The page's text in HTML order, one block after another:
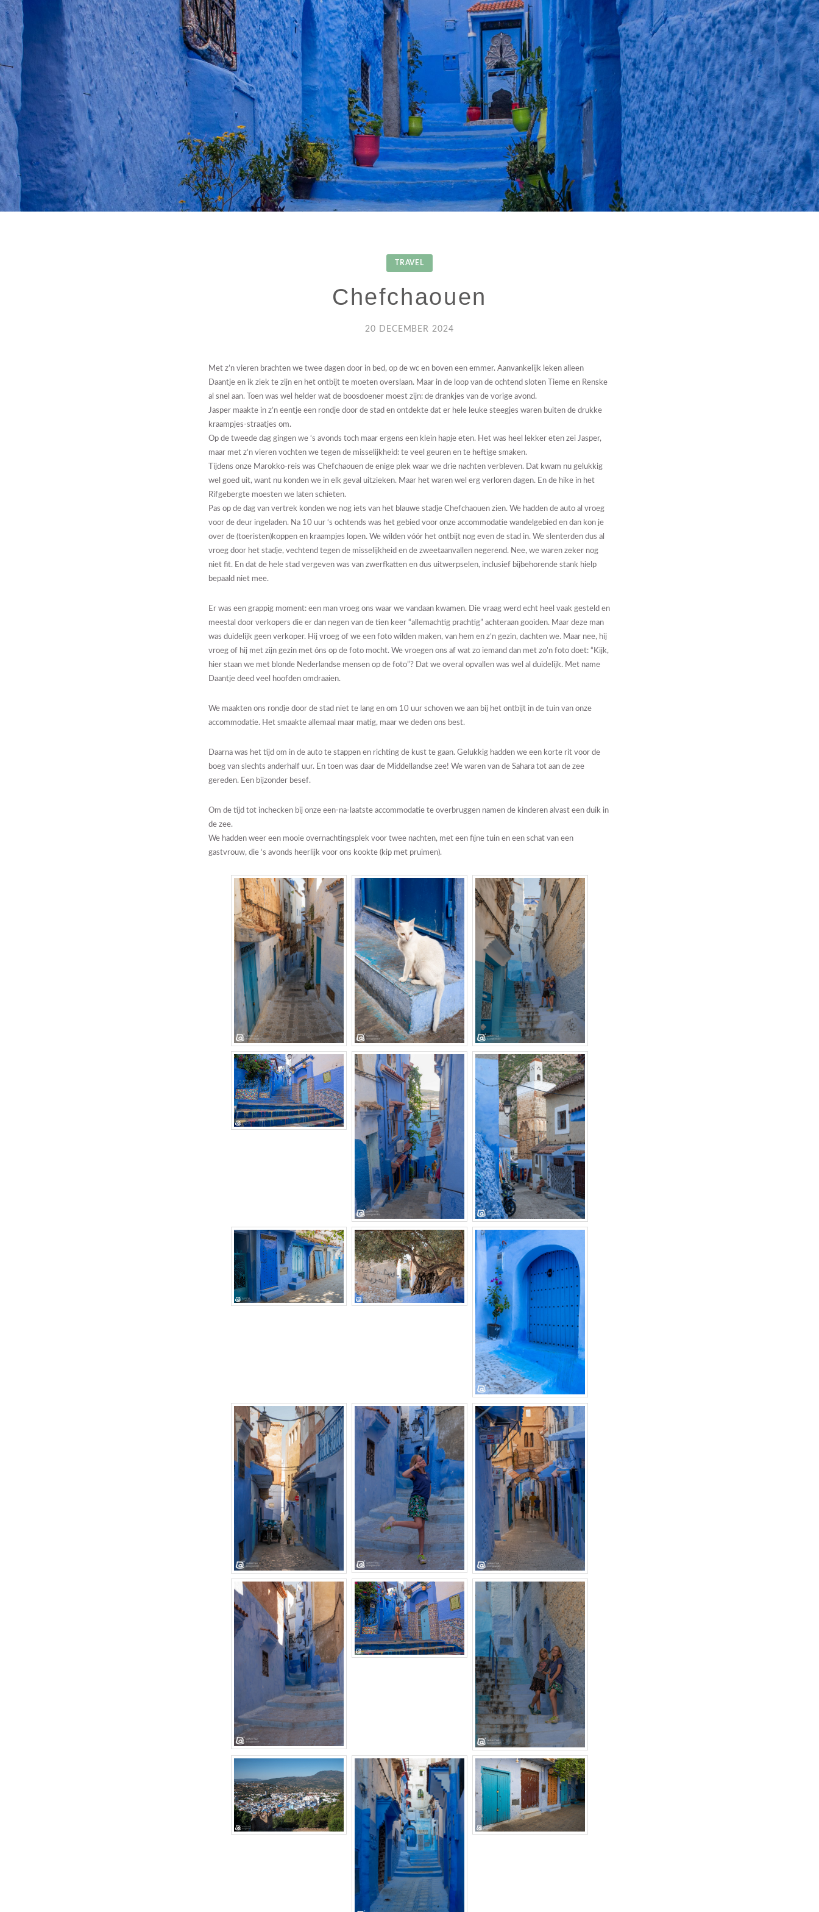
TRAVEL
Chefchaouen
20 DECEMBER 2024
Met z’n vieren brachten we twee dagen door in bed, op de wc en boven een emmer. Aanvankelijk leken alleen
Daantje en ik ziek te zijn en het ontbijt te moeten overslaan. Maar in de loop van de ochtend sloten Tieme en Renske
al snel aan. Toen was wel helder wat de boosdoener moest zijn: de drankjes van de vorige avond.
Jasper maakte in z’n eentje een rondje door de stad en ontdekte dat er hele leuke steegjes waren buiten de drukke
kraampjes-straatjes om.
Op de tweede dag gingen we ‘s avonds toch maar ergens een klein hapje eten. Het was heel lekker eten zei Jasper,
maar met z’n vieren vochten we tegen de misselijkheid: te veel geuren en te heftige smaken.
Tijdens onze Marokko-reis was Chefchaouen de enige plek waar we drie nachten verbleven. Dat kwam nu gelukkig
wel goed uit, want nu konden we in elk geval uitzieken. Maar het waren wel erg verloren dagen. En de hike in het
Rifgebergte moesten we laten schieten.
Pas op de dag van vertrek konden we nog iets van het blauwe stadje Chefchaouen zien. We hadden de auto al vroeg
voor de deur ingeladen. Na 10 uur ‘s ochtends was het gebied voor onze accommodatie wandelgebied en dan kon je
over de (toeristen)koppen en kraampjes lopen. We wilden vóór het ontbijt nog even de stad in. We slenterden dus al
vroeg door het stadje, vechtend tegen de misselijkheid en de zweetaanvallen negerend. Nee, we waren zeker nog
niet fit. En dat de hele stad vergeven was van zwerfkatten en dus uitwerpselen, inclusief bijbehorende stank hielp
bepaald niet mee.
Er was een grappig moment: een man vroeg ons waar we vandaan kwamen. Die vraag werd echt heel vaak gesteld en
meestal door verkopers die er dan negen van de tien keer “allemachtig prachtig” achteraan gooiden. Maar deze man
was duidelijk geen verkoper. Hij vroeg of we een foto wilden maken, van hem en z’n gezin, dachten we. Maar nee, hij
vroeg of hij met zijn gezin met óns op de foto mocht. We vroegen ons af wat zo iemand dan met zo’n foto doet: “Kijk,
hier staan we met blonde Nederlandse mensen op de foto”? Dat we overal opvallen was wel al duidelijk. Met name
Daantje deed veel hoofden omdraaien.
We maakten ons rondje door de stad niet te lang en om 10 uur schoven we aan bij het ontbijt in de tuin van onze
accommodatie. Het smaakte allemaal maar matig, maar we deden ons best.
Daarna was het tijd om in de auto te stappen en richting de kust te gaan. Gelukkig hadden we een korte rit voor de
boeg van slechts anderhalf uur. En toen was daar de Middellandse zee! We waren van de Sahara tot aan de zee
gereden. Een bijzonder besef.
Om de tijd tot inchecken bij onze een-na-laatste accommodatie te overbruggen namen de kinderen alvast een duik in
de zee.
We hadden weer een mooie overnachtingsplek voor twee nachten, met een fijne tuin en een schat van een
gastvrouw, die ‘s avonds heerlijk voor ons kookte (kip met pruimen).